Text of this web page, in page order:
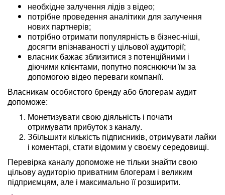
необхідне залучення лідів з відео;
потрібне проведення аналітики для залучення
нових партнерів;
потрібно отримати популярність в бізнес-ніші,
досягти впізнаваності у цільової аудиторії;
власник бажає зблизитися з потенційними і
діючими клієнтами, попутно пояснюючи їм за
допомогою відео переваги компанії.
Власникам особистого бренду або блогерам аудит
допоможе:
Монетизувати свою діяльність і почати
отримувати прибуток з каналу.
Збільшити кількість підписників, отримувати лайки
і коментарі, стати відомим у своєму середовищі.
Перевірка каналу допоможе не тільки знайти свою
цільову аудиторію приватним блогерам і великим
підприємцям, але і максимально її розширити.